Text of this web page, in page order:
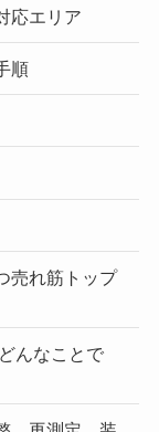
応エリア
順
売れ筋トップ
んなことで